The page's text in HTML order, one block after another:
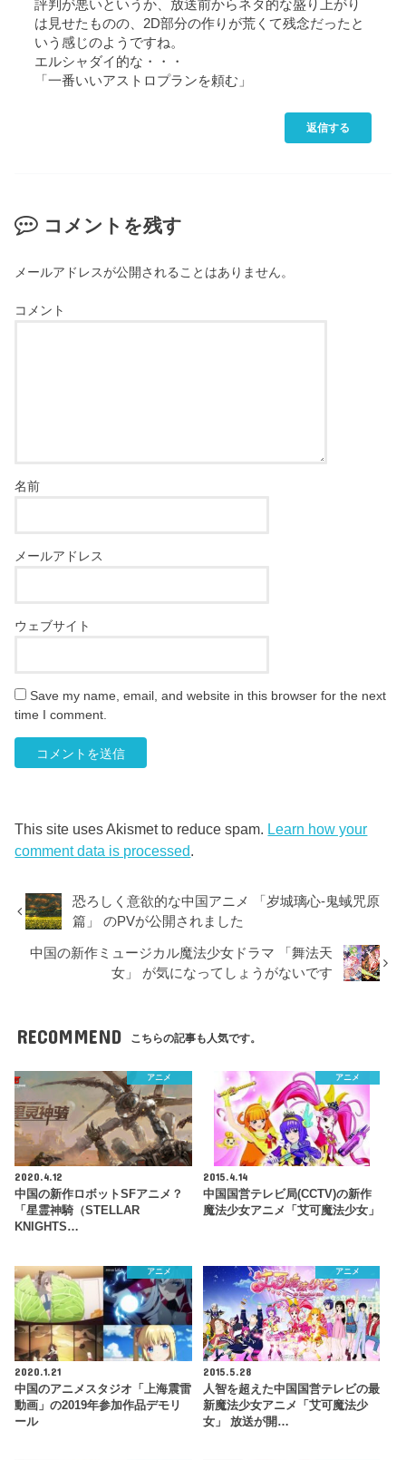
評判が悪いというか、放送前からネタ的な盛り上がり
は見せたものの、2D部分の作りが荒くて残念だったと
いう感じのようですね。
エルシャダイ的な・・・
「一番いいアストロプランを頼む」
返信する
コメントを残す
メールアドレスが公開されることはありません。
コメント
名前
メールアドレス
ウェブサイト
Save my name, email, and website in this browser for the next
time I comment.
This site uses Akismet to reduce spam. Learn how your
comment data is processed.
恐ろしく意欲的な中国アニメ 「岁城璃心-鬼蜮咒原
篇」 のPVが公開されました
中国の新作ミュージカル魔法少女ドラマ 「舞法天
女」 が気になってしょうがないです
RECOMMEND こちらの記事も人気です。
アニメ
2020.4.12
中国の新作ロボットSFアニメ？
「星霊神騎（STELLAR
KNIGHTS…
アニメ
2015.4.14
中国国営テレビ局(CCTV)の新作
魔法少女アニメ「艾可魔法少女」
アニメ
2020.1.21
中国のアニメスタジオ「上海震雷
動画」の2019年参加作品デモリ
ール
アニメ
2015.5.28
人智を超えた中国国営テレビの最
新魔法少女アニメ「艾可魔法少
女」 放送が開…